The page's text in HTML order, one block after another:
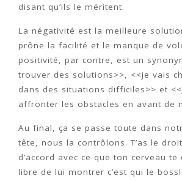
disant qu’ils le méritent.
La négativité est la meilleure
prône la facilité et le manque de
positivité, par contre, est un
trouver des solutions>>, <<je vais
dans des situations difficiles>> et
affronter les obstacles en avant de
Au final, ça se passe toute dans
tête, nous la contrôlons. T’as le
d’accord avec ce que ton cerveau
libre de lui montrer c’est qui le